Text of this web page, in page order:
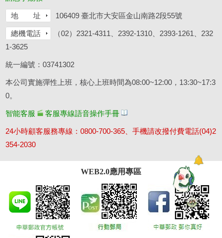
地 址 106409 臺北市大安區金山南路2段55號
總機電話
（02）2321-4311、2392-1310、2393-1261、232
1-3625
統一編號：03741302
本公司實施彈性上班，核心上班時間為08:00~12:00，13:30~17:3
0。
智能客服 客服專線語音操作手冊
24小時顧客服務專線：0800-700-365、手機請改撥付費電話(04)2
354-2030
WEB2.0應用專區